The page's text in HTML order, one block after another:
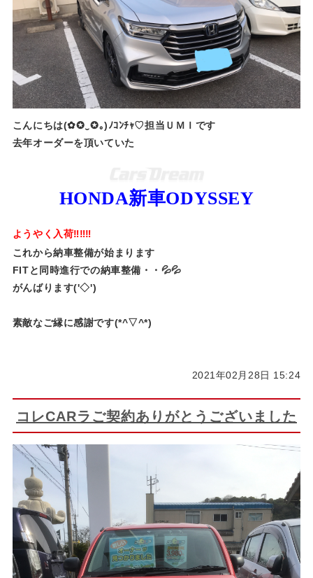
こんにちは(✿✪‿✪｡)ﾉｺﾝﾁｬ♡担当ＵＭＩです
去年オーダーを頂いていた
HONDA新車ODYSSEY
ようやく入荷‼‼‼
これから納車整備が始まります
FITと同時進行での納車整備・・💦💦
がんばります('◇')ゞ
素敵なご縁に感謝です(*^▽^*)
2021年02月28日 15:24
コレCARラご契約ありがとうございました